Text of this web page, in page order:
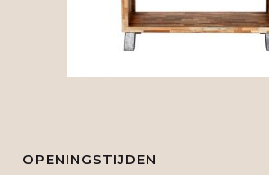
OPENINGSTIJDEN